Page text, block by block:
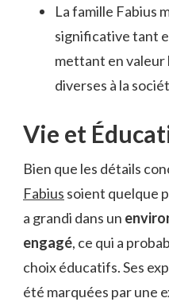
La famille Fabius
significative tant
mettant en
diverses à la
Vie et
Bien que les détails
Fabius soient quelque
a grandi dans un
engagé, ce qui a
choix éducatifs. Ses
été marquées par une